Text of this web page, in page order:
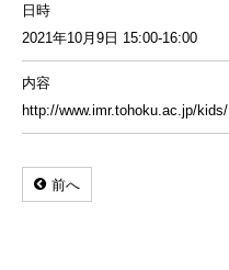
日時
2021年10月9日 15:00-16:00
内容
http://www.imr.tohoku.ac.jp/kids/
前へ